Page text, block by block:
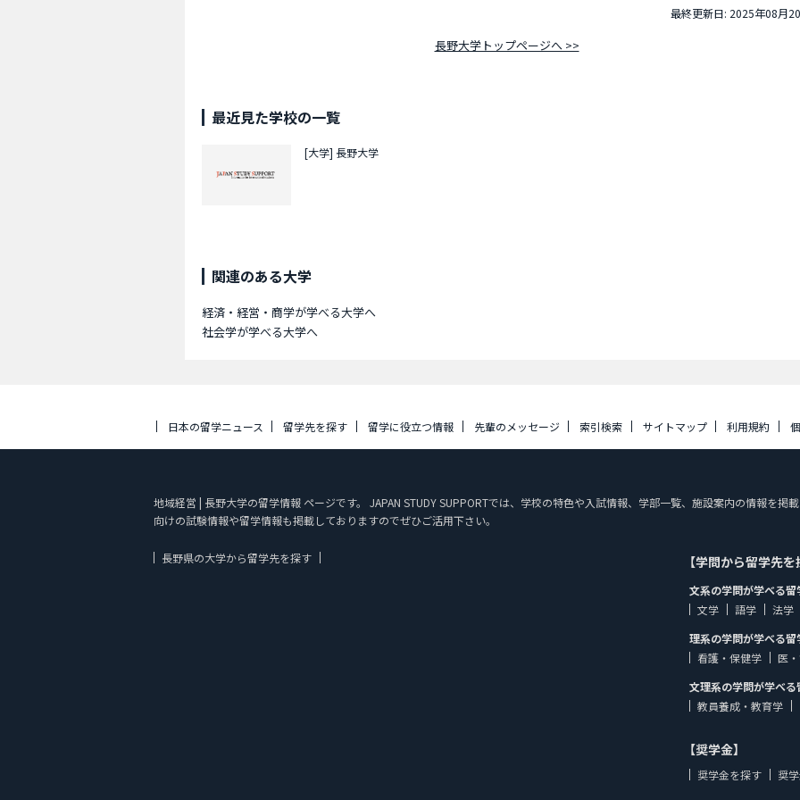
最終更新日: 2025年08月
長野大学トップページへ >>
最近見た学校の一覧
[大学] 長野大学
関連のある大学
経済・経営・商学が学べる大学へ
社会学が学べる大学へ
日本の留学ニュース 留学先を探す 留学に役立つ情報 先輩のメッセージ 索引検索 サイトマップ 利用規約
地域経営 | 長野大学の留学情報 ページです。 JAPAN STUDY SUPPORTでは、学校の特色や入試情報、学部一覧、施設案内の情報を掲
向けの試験情報や留学情報も掲載しておりますのでぜひご活用下さい。
長野県の大学から留学先を探す 【学問から留学先
文系の学問が学べる留
文学
語学
法学
理系の学問が学べる留
看護・保健学
医
文理系の学問が学べ
教員養成・教育学
【奨学金】
奨学金を探す 奨